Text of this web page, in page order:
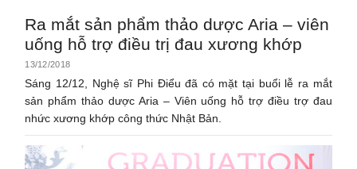
Ra mắt sản phẩm thảo dược Aria – viên
uống hỗ trợ điều trị đau xương khớp
13/12/2018
Sáng 12/12, Nghệ sĩ Phi Điểu đã có mặt tại buổi lễ ra mắt
sản phẩm thảo dược Aria – Viên uống hỗ trợ điều trợ đau
nhức xương khớp công thức Nhật Bản.